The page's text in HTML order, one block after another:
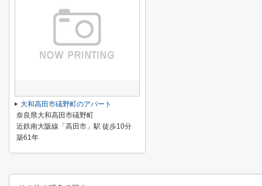
大和高田市礒野町のアパート
奈良県大和高田市礒野町
近鉄南大阪線「高田市」駅 徒歩10分
築61年